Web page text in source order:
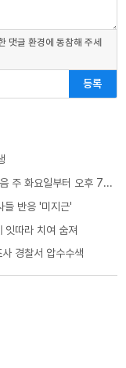
댓글 환경에 동참해 주세
등록
프로야구 주말 3연전 '폭염' 여파로 모두 취소···다음 주 화요일부터 오후 7시 시작
들 반응 '미지근'
잇따라 치여 숨져
경찰서 압수수색